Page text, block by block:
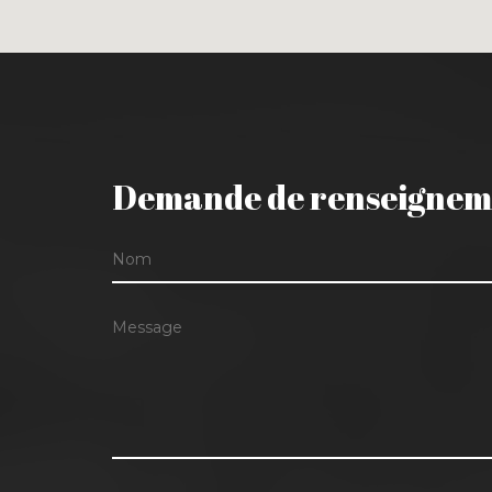
Demande de